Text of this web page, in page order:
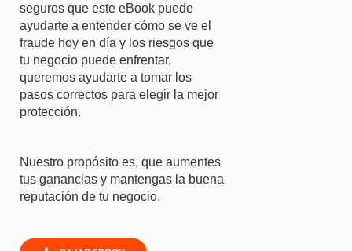
seguros que este eBook puede
ayudarte a entender cómo se ve el
fraude hoy en día y los riesgos que
tu negocio puede enfrentar,
queremos ayudarte a tomar los
pasos correctos para elegir la mejor
protección.
Nuestro propósito es, que aumentes
tus ganancias y mantengas la buena
reputación de tu negocio.